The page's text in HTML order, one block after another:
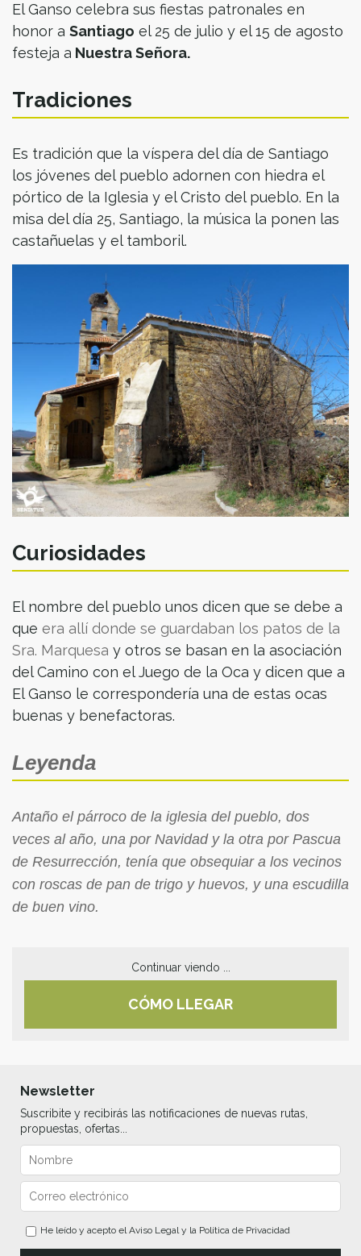
El Ganso celebra sus fiestas patronales en
honor a Santiago el 25 de julio y el 15 de agosto
festeja a Nuestra Señora.
Tradiciones
Es tradición que la víspera del día de Santiago
los jóvenes del pueblo adornen con hiedra el
pórtico de la Iglesia y el Cristo del pueblo. En la
misa del día 25, Santiago, la música la ponen las
castañuelas y el tamboril.
Curiosidades
El nombre del pueblo unos dicen que se debe a
que era allí donde se guardaban los patos de la
Sra. Marquesa y otros se basan en la asociación
del Camino con el Juego de la Oca y dicen que a
El Ganso le correspondería una de estas ocas
buenas y benefactoras.
Leyenda
Antaño el párroco de la iglesia del pueblo, dos
veces al año, una por Navidad y la otra por Pascua
de Resurrección, tenía que obsequiar a los vecinos
con roscas de pan de trigo y huevos, y una escudilla
de buen vino.
Continuar viendo ...
CÓMO LLEGAR
Newsletter
Suscribite y recibirás las notificaciones de nuevas rutas,
propuestas, ofertas...
He leído y acepto elAviso Legaly la Política de Privacidad